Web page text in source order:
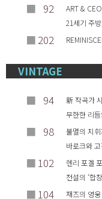
■ 92
ART &
21세기 주
■ 202
VINTAGE
■ 94
新 작곡가
무한한 리
■ 98
불멸의 지
바로크와
■ 102
헨리 포겔
전설의 ‘합
■ 104
재즈의 영